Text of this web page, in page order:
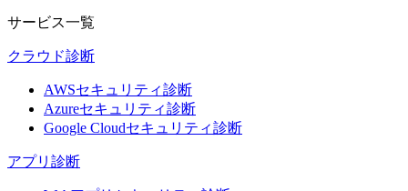
サービス一覧
クラウド診断
AWSセキュリティ診断
Azureセキュリティ診断
Google Cloudセキュリティ診断
アプリ診断